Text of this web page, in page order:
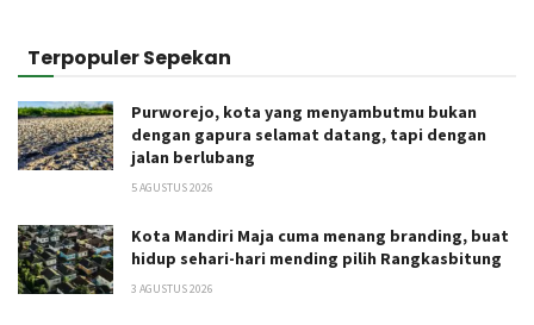
Terpopuler Sepekan
Purworejo, kota yang menyambutmu bukan
dengan gapura selamat datang, tapi dengan
jalan berlubang
5 AGUSTUS 2026
Kota Mandiri Maja cuma menang branding, buat
hidup sehari-hari mending pilih Rangkasbitung
3 AGUSTUS 2026